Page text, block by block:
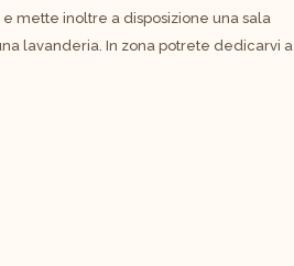
mette inoltre a disposizione una sala
lavanderia. In zona potrete dedicarvi a